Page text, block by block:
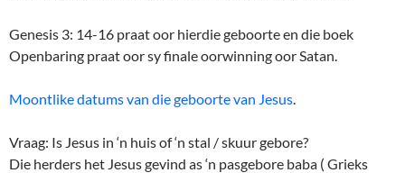
Genesis 3: 14-16 praat oor hierdie geboorte en die boek
Openbaring praat oor sy finale oorwinning oor Satan.
Moontlike datums van die geboorte van Jesus.
Vraag: Is Jesus in ‘n huis of ‘n stal / skuur gebore?
Die herders het Jesus gevind as ‘n pasgebore baba ( Grieks